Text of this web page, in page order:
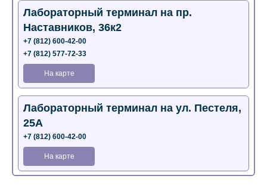
Лабораторный терминал на пр.
Наставников, 36к2
+7 (812) 600-42-00
+7 (812) 577-72-33
На карте
Лабораторный терминал на ул. Пестеля,
25А
+7 (812) 600-42-00
На карте